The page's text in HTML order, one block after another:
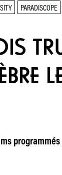
PARADISCOPE